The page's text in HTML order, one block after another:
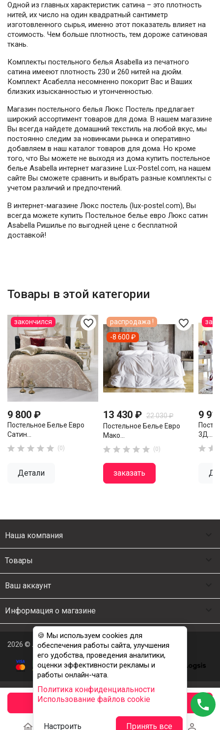
Одной из главных характеристик сатина – это плотность
нитей, их число на один квадратный сантиметр
изготовленного сырья, именно этот показатель влияет на
стоимость. Чем больше плотность, тем дороже сатиновая
ткань.
Комплекты постельного белья Asabella из печатного
сатина имееют плотность 230 и 260 нитей на дюйм.
Комплект Асабелла несомненно покорит Вас и Ваших
близких изысканностью и утонченностью.
Магазин постельного белья Люкс Постель предлагает
широкий ассортимент товаров для дома. В нашем магазине
Вы всегда найдете домашний текстиль на любой вкус, мы
постоянно следим за новинками рынка и оперативно
добавляем в наш каталог товаров для дома. Но кроме
того, что Вы можете не выходя из дома купить постельное
белье Asabella интернет магазине Lux-Postel.com, на нашем
сайте Вы сможете сравнить и выбрать разные комплекты с
учетом различий и предпочтений.
В интернет-магазине Люкс постель (lux-postel.com), Вы
всегда можете купить Постельное белье евро Люкс сатин
Asabella Ришилье по выгодней цене с бесплатной
доставкой!
Товары в этой категории
favorite_border
9 800 ₽
Постельное Белье Евро
Сатин...
     (0)
Детали
закончился favorite_border
13 430 ₽ 22 030 ₽
Постельное Белье Евро
Мако...
     (0)
заказать
распродажа !
-8 600 ₽
9
3Д...
 
Наша компания
Товары
Ваш аккаунт
Информация о магазине
2026 © Люкс Постель
🍪 Мы используем cookies для
обеспечения работы сайта, улучшения
его удобства, проведения аналитики,
оценки эффективности рекламы и
работы онлайн-чата.
Политика конфиденциальности
Использование файлов cookie
Настроить Принять все
phone
заказать
   